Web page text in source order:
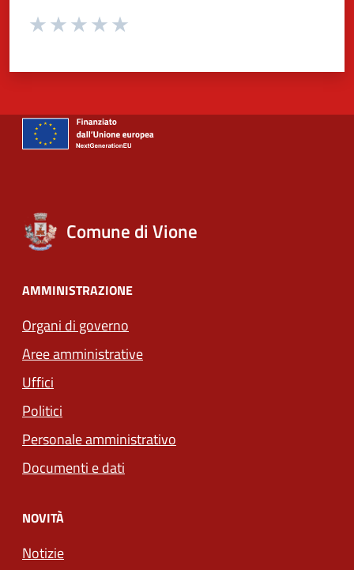
Valuta da 1 a 5 stelle la pagina
Comune di Vione
AMMINISTRAZIONE
Organi di governo
Aree amministrative
Uffici
Politici
Personale amministrativo
Documenti e dati
NOVITÀ
Notizie